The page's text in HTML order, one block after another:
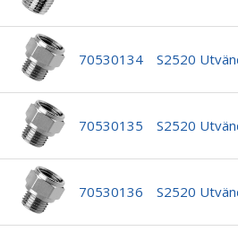
70530134 S2520
70530135 S2520
70530136 S2520